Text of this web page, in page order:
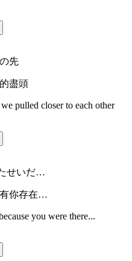
先
盡頭
pulled closer to each other
せいだ…
你存在…
you were there...